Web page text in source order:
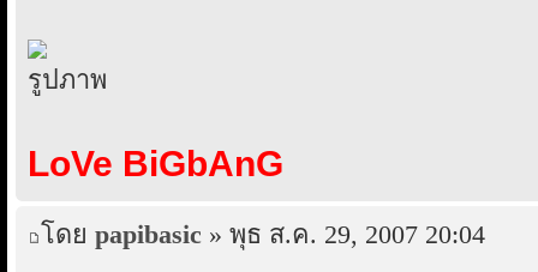
LoVe BiGbAnG
โดย papibasic » พุธ ส.ค. 29, 2007 20:04